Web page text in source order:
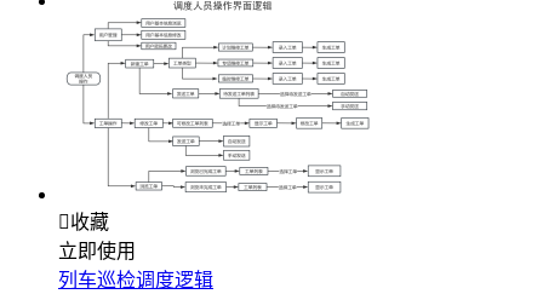
收藏
立即使用
列车巡检调度逻辑